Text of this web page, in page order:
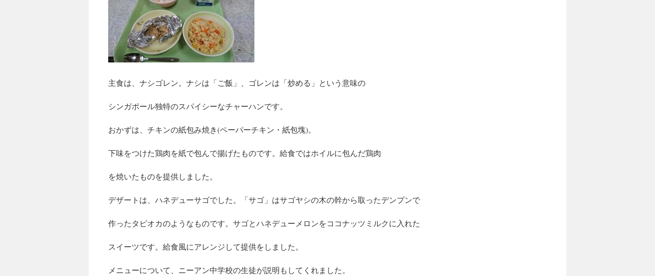
主食は、ナシゴレン。ナシは「ご飯」、ゴレンは「炒める」という意味の
シンガポール独特のスパイシーなチャーハンです。
おかずは、チキンの紙包み焼き(ペーパーチキン・紙包塊)。
下味をつけた鶏肉を紙で包んで揚げたものです。給食ではホイルに包んだ鶏肉
を焼いたものを提供しました。
デザートは、ハネデューサゴでした。「サゴ」はサゴヤシの木の幹から取ったデンプンで
作ったタピオカのようなものです。サゴとハネデューメロンをココナッツミルクに入れた
スイーツです。給食風にアレンジして提供をしました。
メニューについて、ニーアン中学校の生徒が説明もしてくれました。